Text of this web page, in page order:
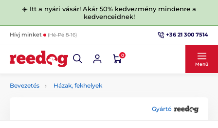
☀️ Itt a nyári vásár! Akár 50% kedvezmény mindenre a
kedvenceidnek!
Hívj minket (Hé-Pé 8-16) +36 21 300 7514
0
Menü
Bevezetés Házak, fekhelyek
Gyártó